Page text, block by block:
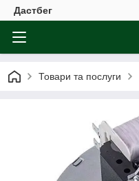
Дастбег
Товари та послуги